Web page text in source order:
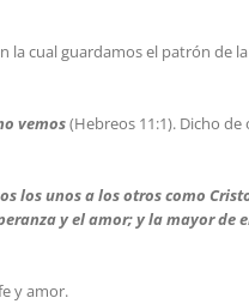
la cual guardamos el patrón de
vemos(Hebreos 11:1). Dicho de
los unos a los otros como
y el amor; y la mayor de
y amor.